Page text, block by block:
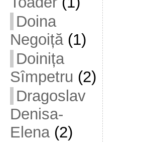
Doina
Negoiță(1)
Doinița
Sîmpetru (2)
Dragoslav
Denisa-
Elena(2)